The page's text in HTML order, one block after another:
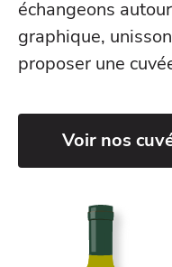
échangeons
graphique,
proposer une
Voir nos